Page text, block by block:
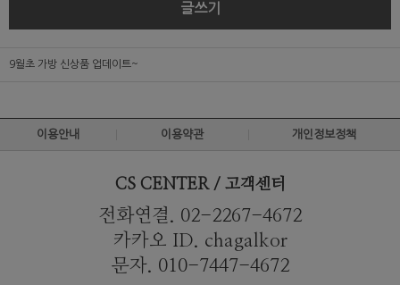
글쓰기
9월초 가방 신상품 업데이트~
이용안내 이용약관 개인정보정책
CS CENTER / 고객센터
전화연결. 02-2267-4672
카카오 ID. chagalkor
문자. 010-7447-4672